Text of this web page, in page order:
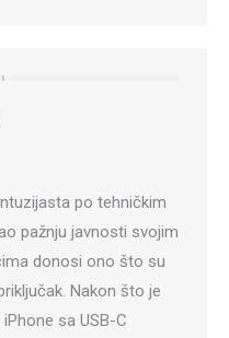
po tehničkim
pažnju javnosti svojim
donosi ono što su
Nakon što je
sa USB-C